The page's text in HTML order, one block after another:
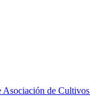
Asociación de Cultivos